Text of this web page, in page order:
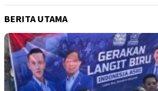
BERITA UTAMA